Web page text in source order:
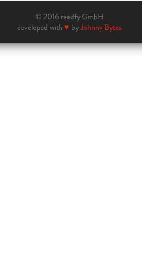
© 2016 readfy GmbH
developed with ♥ byJohnny Bytes